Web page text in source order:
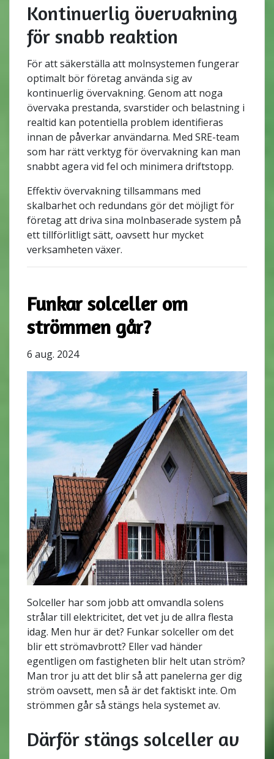
Kontinuerlig övervakning
för snabb reaktion
För att säkerställa att molnsystemen fungerar
optimalt bör företag använda sig av
kontinuerlig övervakning. Genom att noga
övervaka prestanda, svarstider och belastning i
realtid kan potentiella problem identifieras
innan de påverkar användarna. Med SRE-team
som har rätt verktyg för övervakning kan man
snabbt agera vid fel och minimera driftstopp.
Effektiv övervakning tillsammans med
skalbarhet och redundans gör det möjligt för
företag att driva sina molnbaserade system på
ett tillförlitligt sätt, oavsett hur mycket
verksamheten växer.
Funkar solceller om
strömmen går?
6 aug. 2024
Solceller har som jobb att omvandla solens
strålar till elektricitet, det vet ju de allra flesta
idag. Men hur är det? Funkar solceller om det
blir ett strömavbrott? Eller vad händer
egentligen om fastigheten blir helt utan ström?
Man tror ju att det blir så att panelerna ger dig
ström oavsett, men så är det faktiskt inte. Om
strömmen går så stängs hela systemet av.
Därför stängs solceller av